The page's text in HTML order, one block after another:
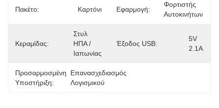
Πακέτο: Καρτόνι Εφαρμογή:
Φορτιστής
Αυτοκινήτων
Κεραμίδας:
Στυλ
ΗΠΑ /
Ιαπωνίας
Έξοδος USB:
5V
2.1A
Προσαρμοσμένη
Υποστήριξη:
Επανασχεδιασμός
Λογισμικού